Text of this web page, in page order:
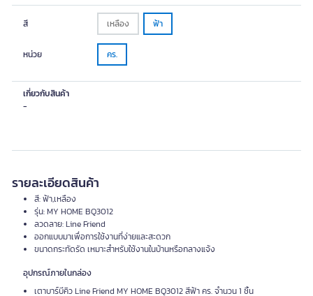
สี เหลือง ฟ้า
หน่วย คร.
เกี่ยวกับสินค้า
-
รายละเอียดสินค้า
สี: ฟ้า,เหลือง
รุ่น: MY HOME BQ3012
ลวดลาย: Line Friend
ออกแบบมาเพื่อการใช้งานที่ง่ายและสะดวก
ขนาดกระทัดรัด เหมาะสำหรับใช้งานในบ้านหรือกลางแจ้ง
อุปกรณ์ภายในกล่อง
เตาบาร์บีคิว Line Friend MY HOME BQ3012 สีฟ้า คร. จำนวน 1 ชิ้น